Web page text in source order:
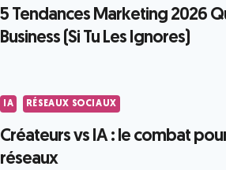
5 Tendances Marketing 2026
Business (Si Tu Les Ignores)
IA RÉSEAUX SOCIAUX
Créateurs vs IA : le combat
réseaux